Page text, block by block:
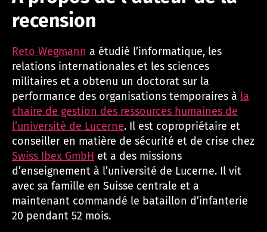
recension
Reto Wegmann a étudié l’informatique, les
relations internationales et les sciences
militaires et a obtenu un doctorat sur la
performance des organisations temporaires à la
chaire de gestion des ressources humaines de
l’université de Lucerne. Il est copropriétaire et
conseiller en matière de sécurité et de crise chez
Swiss Ibex GmbH et a des missions
d’enseignement à l’université de Lucerne. Il vit
avec sa famille en Suisse centrale et a
maintenant commandé le bataillon d’infanterie
20 pendant 52 mois.